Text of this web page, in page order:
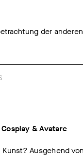
der
& Avatare
Kunst? Ausgehend